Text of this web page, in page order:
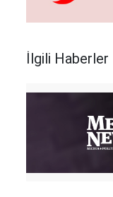
İlgili Haberler